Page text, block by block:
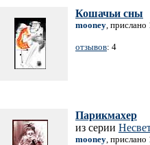
Кошачьи сны
mooney,
отзывов: 4
Парикмахер
из серии
mooney,